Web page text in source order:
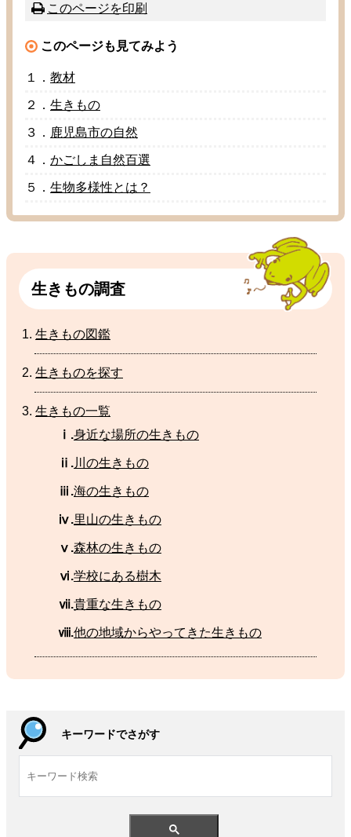
このページを印刷
このページも 見てみよう
１． 教材
２． 生きもの
３． 鹿児島市の自然
４． かごしま 自然百選
５． 生物多様性とは？
生きもの調査
生きもの図鑑
生きものを探す
生きもの一覧
ⅰ.身近な場所の生きもの
ⅱ.川 の生きもの
ⅲ.海の生きもの
ⅳ.里山の生きもの
ⅴ.森林の生きもの
ⅵ.学校にある樹木
ⅶ.貴重な生きもの
ⅷ.他の地域からやってきた生きもの
キーワードでさがす